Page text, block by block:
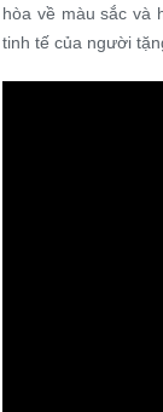
hòa về màu sắc và
tinh tế của người